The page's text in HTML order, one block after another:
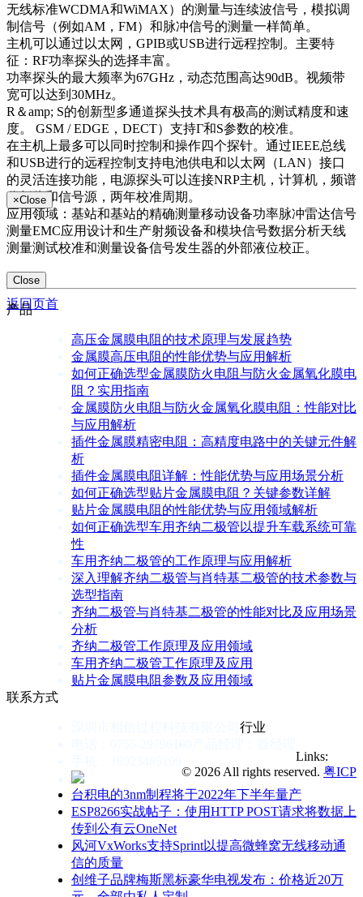
无线标准WCDMA和WiMAX）的测量与连续波信号，模拟调
制信号（例如AM，FM）和脉冲信号的测量一样简单。
主机可以通过以太网，GPIB或USB进行远程控制。主要特
征：RF功率探头的选择丰富。
功率探头的最大频率为67GHz，动态范围高达90dB。视频带
宽可以达到30MHz。
R＆amp; S的创新型多通道探头技术具有极高的测试精度和速
度。 GSM / EDGE，DECT）支持Γ和S参数的校准。
在主机上最多可以同时控制和操作四个探针。通过IEEE总线
和USB进行的远程控制支持电池供电和以太网（LAN）接口
的灵活连接功能，电源探头可以连接NRP主机，计算机，频谱
分析仪和信号源，两年校准周期。
应用领域：基站和基站的精确测量移动设备功率脉冲雷达信号
测量EMC应用设计和生产射频设备和模块信号数据分析天线
测量测试校准和测量设备信号发生器的外部液位校正。
返回页首
×Close
Close
产品
高压金属膜电阻的技术原理与发展趋势
金属膜高压电阻的性能优势与应用解析
如何正确选型金属膜防火电阻与防火金属氧化膜电
阻？实用指南
金属膜防火电阻与防火金属氧化膜电阻：性能对比
与应用解析
插件金属膜精密电阻：高精度电路中的关键元件解
析
插件金属膜电阻详解：性能优势与应用场景分析
如何正确选型贴片金属膜电阻？关键参数详解
贴片金属膜电阻的性能优势与应用领域解析
如何正确选型车用齐纳二极管以提升车载系统可靠
性
车用齐纳二极管的工作原理与应用解析
深入理解齐纳二极管与肖特基二极管的技术参数与
选型指南
齐纳二极管与肖特基二极管的性能对比及应用场景
分析
齐纳二极管工作原理及应用领域
车用齐纳二极管工作原理及应用
贴片金属膜电阻参数及应用领域
联系方式
行业
台积电的3nm制程将于2022年下半年量产
ESP8266实战帖子：使用HTTP POST请求将数据上
传到公有云OneNet
风河VxWorks支持Sprint以提高微蜂窝无线移动通
信的质量
创维子品牌梅斯黑标豪华电视发布：价格近20万
Links:
© 2026 All rights reserved. 粤ICP